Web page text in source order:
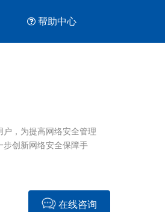
帮助中心
，为提高网络安全管理
步创新网络安全保障手
在线咨询